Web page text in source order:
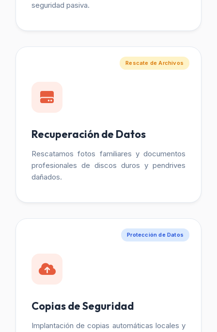
seguridad pasiva.
Rescate de Archivos
Recuperación de Datos
Rescatamos fotos familiares y documentos
profesionales de discos duros y pendrives
dañados.
Protección de Datos
Copias de Seguridad
Implantación de copias automáticas locales y